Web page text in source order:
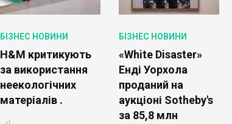
БІЗНЕС НОВИНИ
H&M критикують
за використання
неекологічних
матеріалів .
БІЗНЕС НОВИНИ
«White Disaster»
Енді Уорхола
проданий на
аукціоні Sotheby's
за 85,8 млн